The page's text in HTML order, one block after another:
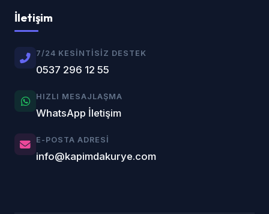
İletişim
7/24 KESINTISIZ DESTEK
0537 296 12 55
HIZLI MESAJLAŞMA
WhatsApp İletişim
E-POSTA ADRESI
info@kapimdakurye.com